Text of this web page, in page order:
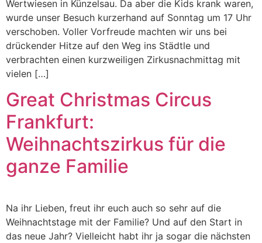
Wertwiesen in Künzelsau. Da aber die Kids krank waren,
wurde unser Besuch kurzerhand auf Sonntag um 17 Uhr
verschoben. Voller Vorfreude machten wir uns bei
drückender Hitze auf den Weg ins Städtle und
verbrachten einen kurzweiligen Zirkusnachmittag mit
vielen […]
Great Christmas Circus
Frankfurt:
Weihnachtszirkus für die
ganze Familie
Na ihr Lieben, freut ihr euch auch so sehr auf die
Weihnachtstage mit der Familie? Und auf den Start in
das neue Jahr? Vielleicht habt ihr ja sogar die nächsten